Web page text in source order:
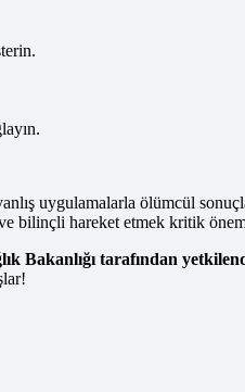
uygulamalarla ölümcül
bilinçli hareket etmek kritik
Bakanlığı tarafından